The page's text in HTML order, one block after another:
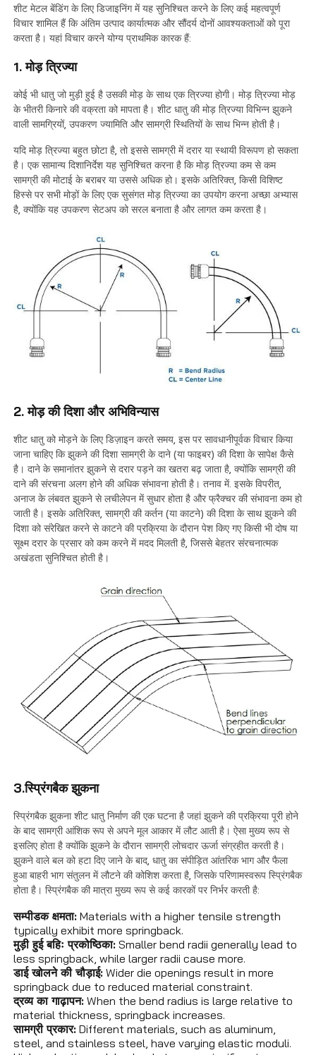
शीट मेटल बेंडिंग के लिए डिजाइनिंग में यह सुनिश्चित करने के लिए कई महत्वपूर्ण
विचार शामिल हैं कि अंतिम उत्पाद कार्यात्मक और सौंदर्य दोनों आवश्यकताओं को पूरा
करता है। यहां विचार करने योग्य प्राथमिक कारक हैं:
1. मोड़ त्रिज्या
कोई भी धातु जो मुड़ी हुई है उसकी मोड़ के साथ एक त्रिज्या होगी। मोड़ त्रिज्या मोड़
के भीतरी किनारे की वक्रता को मापता है। शीट धातु की मोड़ त्रिज्या विभिन्न झुकने
वाली सामग्रियों, उपकरण ज्यामिति और सामग्री स्थितियों के साथ भिन्न होती है।
यदि मोड़ त्रिज्या बहुत छोटा है, तो इससे सामग्री में दरार या स्थायी विरूपण हो सकता
है। एक सामान्य दिशानिर्देश यह सुनिश्चित करना है कि मोड़ त्रिज्या कम से कम
सामग्री की मोटाई के बराबर या उससे अधिक हो। इसके अतिरिक्त, किसी विशिष्ट
हिस्से पर सभी मोड़ों के लिए एक सुसंगत मोड़ त्रिज्या का उपयोग करना अच्छा अभ्यास
है, क्योंकि यह उपकरण सेटअप को सरल बनाता है और लागत कम करता है।
2. मोड़ की दिशा और अभिविन्यास
शीट धातु को मोड़ने के लिए डिज़ाइन करते समय, इस पर सावधानीपूर्वक विचार किया
जाना चाहिए कि झुकने की दिशा सामग्री के दाने (या फाइबर) की दिशा के सापेक्ष कैसे
है। दाने के समानांतर झुकने से दरार पड़ने का खतरा बढ़ जाता है, क्योंकि सामग्री की
दाने की संरचना अलग होने की अधिक संभावना होती है। तनाव में. इसके विपरीत,
अनाज के लंबवत झुकने से लचीलेपन में सुधार होता है और फ्रैक्चर की संभावना कम हो
जाती है। इसके अतिरिक्त, सामग्री की कर्तन (या काटने) की दिशा के साथ झुकने की
दिशा को संरेखित करने से काटने की प्रक्रिया के दौरान पेश किए गए किसी भी दोष या
सूक्ष्म दरार के प्रसार को कम करने में मदद मिलती है, जिससे बेहतर संरचनात्मक
अखंडता सुनिश्चित होती है।
3.स्प्रिंगबैक झुकना
स्प्रिंगबैक झुकना शीट धातु निर्माण की एक घटना है जहां झुकने की प्रक्रिया पूरी होने
के बाद सामग्री आंशिक रूप से अपने मूल आकार में लौट आती है। ऐसा मुख्य रूप से
इसलिए होता है क्योंकि झुकने के दौरान सामग्री लोचदार ऊर्जा संग्रहीत करती है।
झुकने वाले बल को हटा दिए जाने के बाद, धातु का संपीड़ित आंतरिक भाग और फैला
हुआ बाहरी भाग संतुलन में लौटने की कोशिश करता है, जिसके परिणामस्वरूप स्प्रिंगबैक
होता है। स्प्रिंगबैक की मात्रा मुख्य रूप से कई कारकों पर निर्भर करती है:
सम्पीडक क्षमता: Materials with a higher tensile strength
typically exhibit more springback.
मुड़ी हुई बहिः प्रकोष्ठिका: Smaller bend radii generally lead to
less springback, while larger radii cause more.
डाई खोलने की चौड़ाई: Wider die openings result in more
springback due to reduced material constraint.
द्रव्य का गाढ़ापन: When the bend radius is large relative to
material thickness, springback increases.
सामग्री प्रकार: Different materials, such as aluminum,
steel, and stainless steel, have varying elastic moduli.